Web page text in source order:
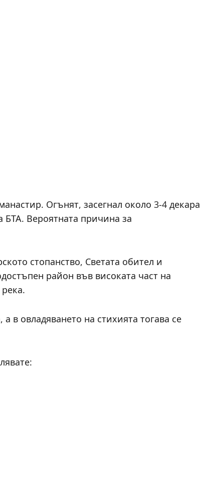
Огънят, засегнал около 3-4 декара
БТА. Вероятната причина за
стопанство, Светата обител и
район във високата част на
в овладяването на стихията тогава се